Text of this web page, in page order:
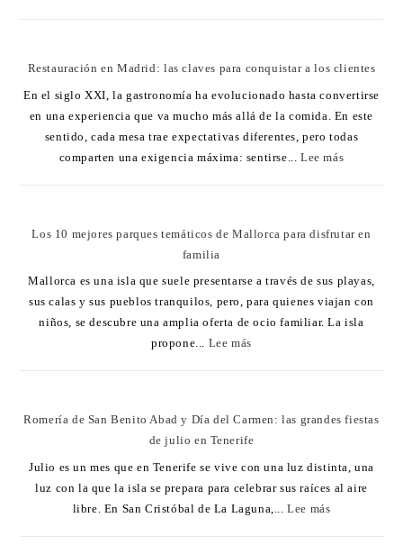
Restauración en Madrid: las claves para conquistar a los clientes
En el siglo XXI, la gastronomía ha evolucionado hasta convertirse
en una experiencia que va mucho más allá de la comida. En este
sentido, cada mesa trae expectativas diferentes, pero todas
comparten una exigencia máxima: sentirse...Lee más
Los 10 mejores parques temáticos de Mallorca para disfrutar en
familia
Mallorca es una isla que suele presentarse a través de sus playas,
sus calas y sus pueblos tranquilos, pero, para quienes viajan con
niños, se descubre una amplia oferta de ocio familiar. La isla
propone... Lee más
Romería de San Benito Abad y Día del Carmen: las grandes fiestas
de julio en Tenerife
Julio es un mes que en Tenerife se vive con una luz distinta, una
luz con la que la isla se prepara para celebrar sus raíces al aire
libre. En San Cristóbal de La Laguna,...Lee más